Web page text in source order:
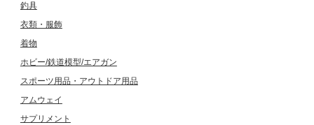
釣具
衣類・服飾
着物
ホビー/鉄道模型/エアガン
スポーツ用品・アウトドア用品
アムウェイ
サプリメント